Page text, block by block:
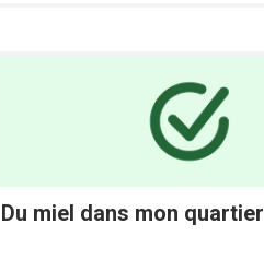
Du miel dans mon quartier